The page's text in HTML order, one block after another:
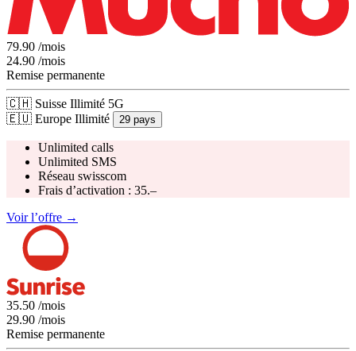
79.90 /mois
24.90 /mois
Remise permanente
🇨🇭 Suisse Illimité 5G
🇪🇺 Europe Illimité 29 pays
Unlimited calls
Unlimited SMS
Réseau swisscom
Frais d’activation : 35.–
Voir l’offre →
35.50 /mois
29.90 /mois
Remise permanente